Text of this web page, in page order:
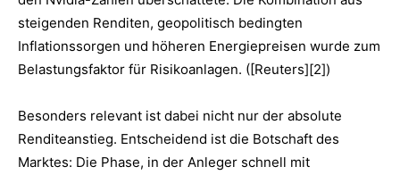
steigenden Renditen, geopolitisch bedingten
Inflationssorgen und höheren Energiepreisen wurde zum
Belastungsfaktor für Risikoanlagen. ([Reuters][2])
Besonders relevant ist dabei nicht nur der absolute
Renditeanstieg. Entscheidend ist die Botschaft des
Marktes: Die Phase, in der Anleger schnell mit